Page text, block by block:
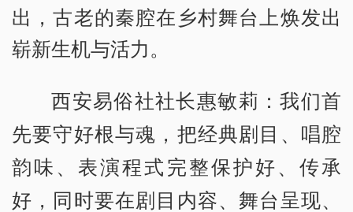
出，古老的秦腔在乡村舞台上焕发出
崭新生机与活力。
西安易俗社社长惠敏莉：我们首
先要守好根与魂，把经典剧目、唱腔
韵味、表演程式完整保护好、传承
好，同时要在剧目内容、舞台呈现、